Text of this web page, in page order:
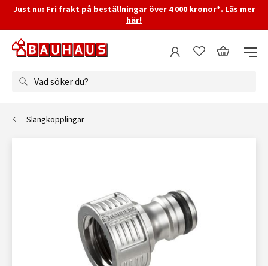
Just nu: Fri frakt på beställningar över 4 000 kronor*. Läs mer
här!
Vad söker du?
Slangkopplingar